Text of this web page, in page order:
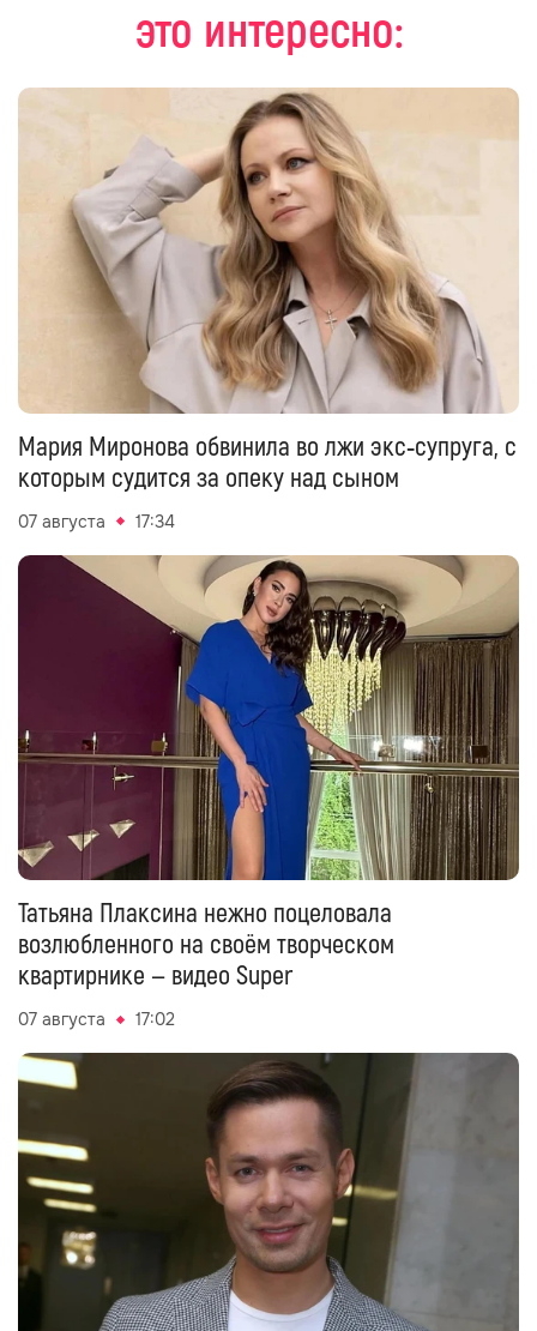
это интересно:
Мария Миронова обвинила во лжи экс‑супруга, с
которым судится за опеку над сыном
07 августа 17:34
Татьяна Плаксина нежно поцеловала
возлюбленного на своём творческом
квартирнике — видео Super
07 августа 17:02